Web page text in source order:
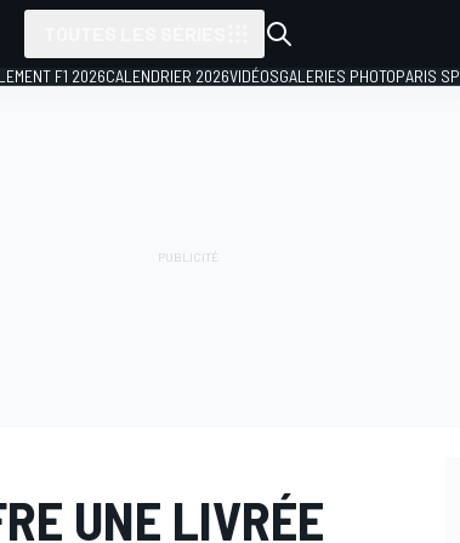
F1 2026CALENDRIER 2026VIDÉOSGALERIES PHOTOPARIS
UNE LIVRÉE